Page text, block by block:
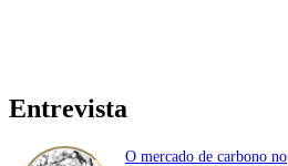
Entrevista
O mercado de carbono no